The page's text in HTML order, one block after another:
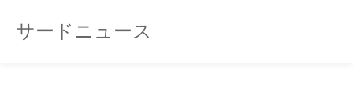
サードニュース